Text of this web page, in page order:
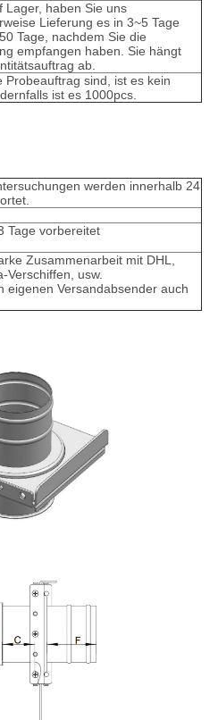
Lager, haben Sie uns
Lieferung es in 3~5 Tage
Tage, nachdem Sie die
empfangen haben. Sie hängt
ab.
Probeauftrag sind, ist es kein
ist es 1000pcs.
werden innerhalb 24
Tage vorbereitet
Zusammenarbeit mit DHL,
Verschiffen, usw.
eigenen Versandabsender auch